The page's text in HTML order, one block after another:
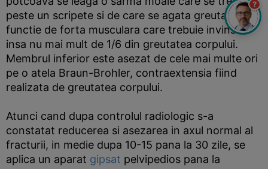
peste un scripete si de care se agata greutati in
functie de forta musculara care trebuie invinsa
insa nu mai mult de 1/6 din greutatea corpului.
Membrul inferior este asezat de cele mai multe ori
pe o atela Braun-Brohler, contraextensia fiind
realizata de greutatea corpului.
Atunci cand dupa controlul radiologic s-a
constatat reducerea si asezarea in axul normal al
fracturii, in medie dupa 10-15 pana la 30 zile, se
aplica un aparat gipsat pelvipedios pana la
?